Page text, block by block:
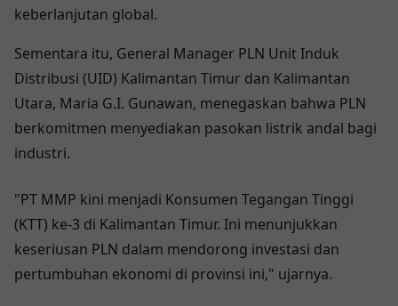
keberlanjutan global.
Sementara itu, General Manager PLN Unit Induk
Distribusi (UID) Kalimantan Timur dan Kalimantan
Utara, Maria G.I. Gunawan, menegaskan bahwa PLN
berkomitmen menyediakan pasokan listrik andal bagi
industri.
"PT MMP kini menjadi Konsumen Tegangan Tinggi
(KTT) ke-3 di Kalimantan Timur. Ini menunjukkan
keseriusan PLN dalam mendorong investasi dan
pertumbuhan ekonomi di provinsi ini," ujarnya.